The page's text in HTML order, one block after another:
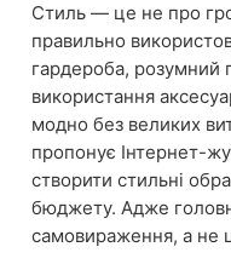
Стиль — це не про
правильно
гардероба, розумний
використання
модно без великих
пропонує Інтернет-
створити стильні
бюджету. Адже
самовираження, а не